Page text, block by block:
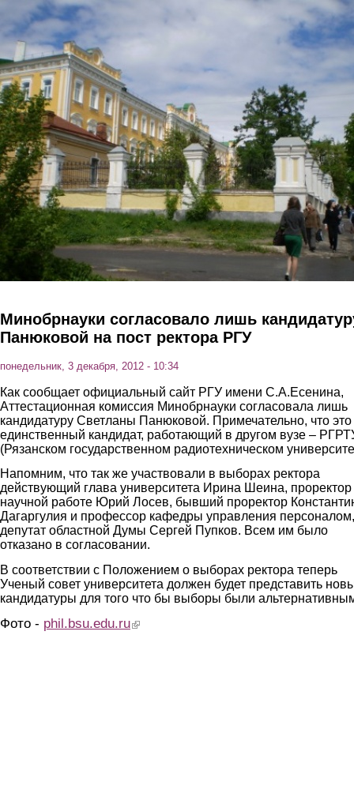
Перейти к основному содержанию
Минобрнауки согласовало лишь
Панюковой на пост ректора РГУ
понедельник, 3 декабря, 2012 - 10:34
Как сообщает официальный сайт РГУ имени С.А.Есенина,
Аттестационная комиссия Минобрнауки согласовала лишь
кандидатуру Светланы Панюковой. Примечательно, что это
единственный кандидат, работающий в другом вузе –
(Рязанском государственном радиотехническом
Напомним, что так же участвовали в выборах ректора
действующий глава университета Ирина Шеина, проректор
научной работе Юрий Лосев, бывший проректор
Дагаргулия и профессор кафедры управления персоналом,
депутат областной Думы Сергей Пупков. Всем им было
отказано в согласовании.
В соответствии с Положением о выборах ректора теперь
Ученый совет университета должен будет представить
кандидатуры для того что бы выборы были
Фото - phil.bsu.edu.ru(link is external)